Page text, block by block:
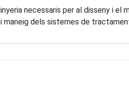
necessaris per al disseny i el
dels sistemes de